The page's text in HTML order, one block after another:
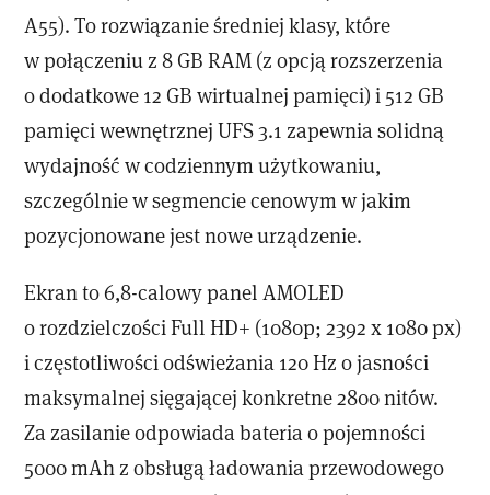
A55). To rozwiązanie średniej klasy, które
w połączeniu z 8 GB RAM (z opcją rozszerzenia
o dodatkowe 12 GB wirtualnej pamięci) i 512 GB
pamięci wewnętrznej UFS 3.1 zapewnia solidną
wydajność w codziennym użytkowaniu,
szczególnie w segmencie cenowym w jakim
pozycjonowane jest nowe urządzenie.
Ekran to 6,8-calowy panel AMOLED
o rozdzielczości Full HD+ (1080p; 2392 x 1080 px)
i częstotliwości odświeżania 120 Hz o jasności
maksymalnej sięgającej konkretne 2800 nitów.
Za zasilanie odpowiada bateria o pojemności
5000 mAh z obsługą ładowania przewodowego